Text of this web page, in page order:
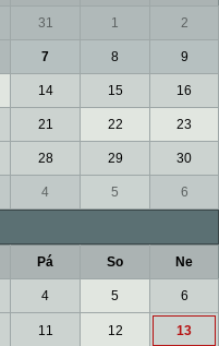
31 1 2
7 8 9
14 15 16
21 22 23
28 29 30
4 5 6
Pá So Ne
4 5 6
11 12 13